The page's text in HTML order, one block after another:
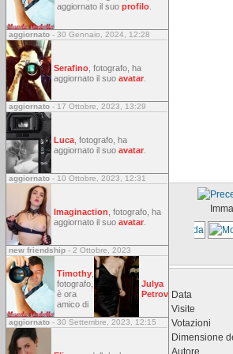
Data
Visite
Votazioni
Dimensione
Autore
aggiornato il suo profilo
aggiornato - 30 Gennaio, 2024, 12:28
Serafino , fotografo, ha
aggiornato il suo avatar
aggiornato - 17 Ottobre, 2023, 13:29
Luca , fotografo, ha
aggiornato il suo avatar
aggiornato - 10 Ottobre, 2023, 12:31
Imaginaction , fotografo, ha
aggiornato il suo avatar
new friendship - 2 Ottobre, 2023
Timothy
fotografo,
è ora
amico di
Julya
Petrov
aggiornato - 30 Settembre, 2023, 12:15